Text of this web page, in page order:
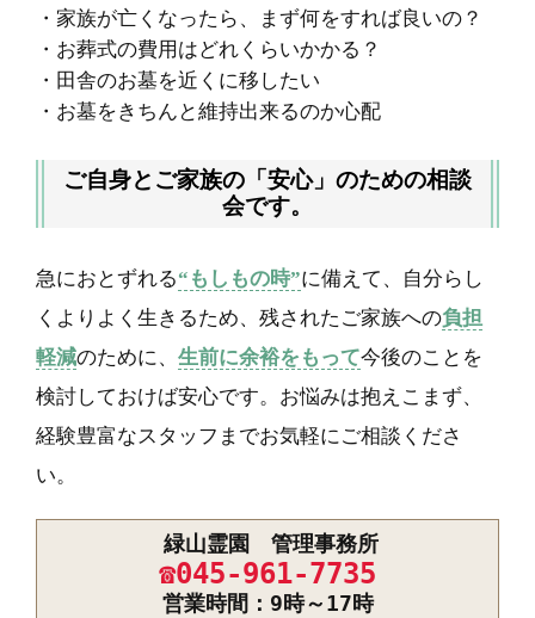
・家族が亡くなったら、まず何をすれば良いの？
・お葬式の費用はどれくらいかかる？
・田舎のお墓を近くに移したい
・お墓をきちんと維持出来るのか心配
ご自身とご家族の「安心」のための相談
会です。
急におとずれる“もしもの時”に備えて、自分らし
くよりよく生きるため、残されたご家族への負担
軽減のために、 生前に余裕をもって今後のことを
検討しておけば安心です。お悩みは抱えこまず、
経験豊富なスタッフまでお気軽にご相談くださ
い。
緑山霊園 管理事務所
☎045-961-7735
営業時間：9時～17時